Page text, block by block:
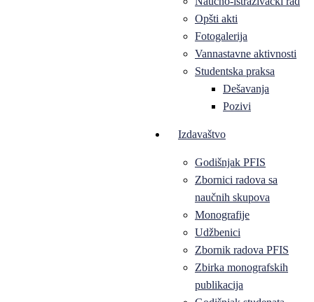
Opšti akti
Fotogalerija
Vannastavne aktivnosti
Studentska praksa
Dešavanja
Pozivi
Izdavaštvo
Godišnjak PFIS
Zbornici radova sa
naučnih skupova
Monografije
Udžbenici
Zbornik radova PFIS
Zbirka monografskih
publikacija